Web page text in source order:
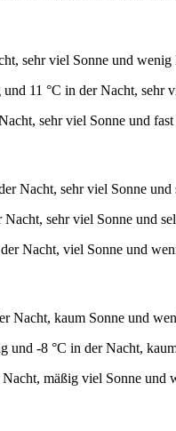
sehr viel Sonne und wenig
und 11 °C in der Nacht, sehr
sehr viel Sonne und
Nacht, sehr viel Sonne und
sehr viel Sonne und
Nacht, viel Sonne und
Nacht, kaum Sonne und
und -8 °C in der Nacht,
mäßig viel Sonne und